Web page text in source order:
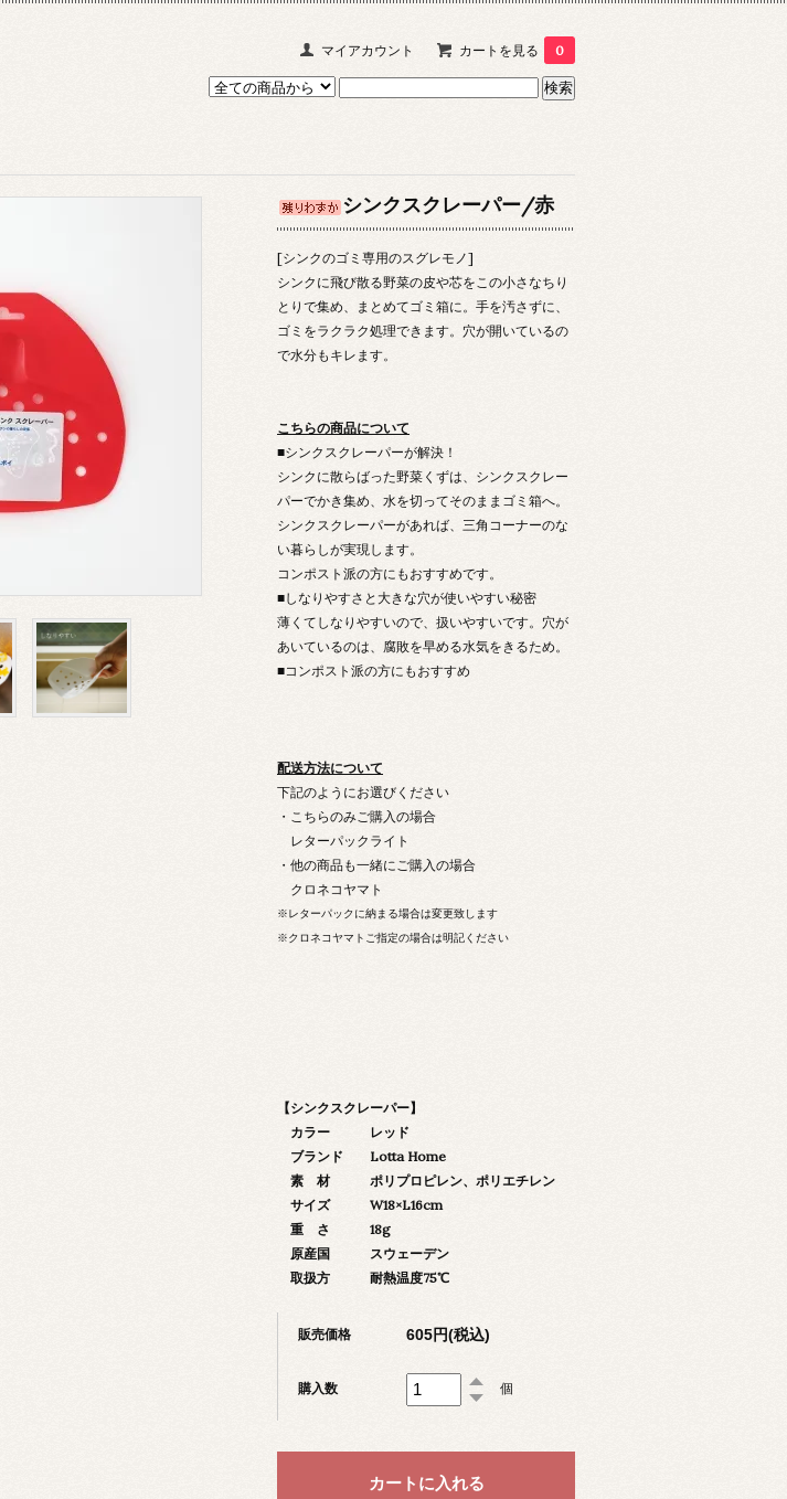
マイアカウント カートを見る 0
シンクスクレーパー/赤
[シンクのゴミ専用のスグレモノ]
シンクに飛び散る野菜の皮や芯をこの小さなちり
とりで集め、まとめてゴミ箱に。手を汚さずに、
ゴミをラクラク処理できます。穴が開いているの
で水分もキレます。
こちらの商品について
■シンクスクレーパーが解決！
シンクに散らばった野菜くずは、シンクスクレー
パーでかき集め、水を切ってそのままゴミ箱へ。
シンクスクレーパーがあれば、三角コーナーのな
い暮らしが実現します。
コンポスト派の方にもおすすめです。
■しなりやすさと大きな穴が使いやすい秘密
薄くてしなりやすいので、扱いやすいです。穴が
あいているのは、腐敗を早める水気をきるため。
■コンポスト派の方にもおすすめ
配送方法について
下記のようにお選びください
・こちらのみご購入の場合
レターパックライト
・他の商品も一緒にご購入の場合
クロネコヤマト
※レターパックに納まる場合は変更致します
※クロネコヤマトご指定の場合は明記ください
【シンクスクレーパー】
カラー レッド
ブランド Lotta Home
素 材 ポリプロピレン、ポリエチレン
サイズ W18×L16cm
重 さ 18g
原産国 スウェーデン
取扱方 耐熱温度75℃
販売価格 605円(税込)
購入数 個